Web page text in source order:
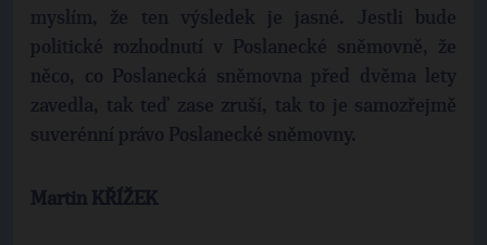
myslím, že ten výsledek je jasné. Jestli bude
politické rozhodnutí v Poslanecké sněmovně, že
něco, co Poslanecká sněmovna před dvěma lety
zavedla, tak teď zase zruší, tak to je samozřejmě
suverénní právo Poslanecké sněmovny.
Martin KŘÍŽEK